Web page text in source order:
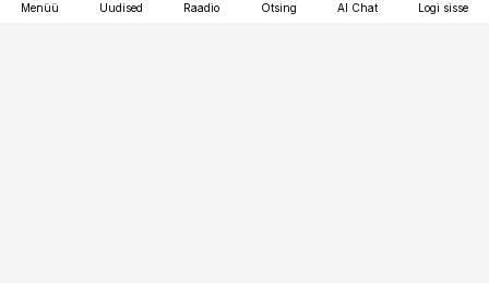
Menüü Uudised Raadio Otsing AI Chat Logi sisse